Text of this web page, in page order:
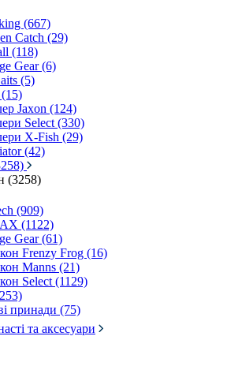
(667)
Catch (29)
(118)
Gear (6)
(5)
(15)
Jaxon (124)
Select (330)
X-Fish (29)
(42)
(3258)
(909)
(1122)
Gear (61)
Frenzy Frog (16)
Manns (21)
Select (1129)
принади (75)
та аксесуари